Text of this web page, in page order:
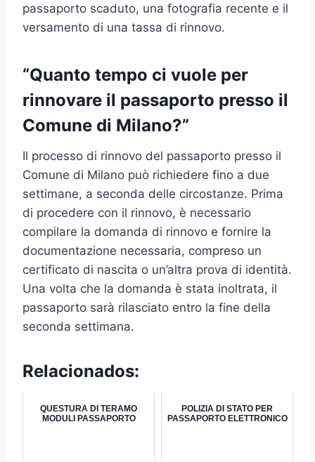
passaporto scaduto, una fotografia recente e il
versamento di una tassa di rinnovo.
“Quanto tempo ci vuole per
rinnovare il passaporto presso il
Comune di Milano?”
Il processo di rinnovo del passaporto presso il
Comune di Milano può richiedere fino a due
settimane, a seconda delle circostanze. Prima
di procedere con il rinnovo, è necessario
compilare la domanda di rinnovo e fornire la
documentazione necessaria, compreso un
certificato di nascita o un’altra prova di identità.
Una volta che la domanda è stata inoltrata, il
passaporto sarà rilasciato entro la fine della
seconda settimana.
Relacionados:
QUESTURA DI TERAMO
MODULI PASSAPORTO
POLIZIA DI STATO PER
PASSAPORTO ELETTRONICO